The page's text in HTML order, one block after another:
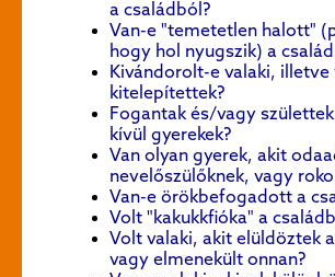
a családból?
Van-e "temetetlen halott"
hogy hol nyugszik) a
Kivándorolt-e valaki, illetve
kitelepítettek?
Fogantak és/vagy
kívül gyerekek?
Van olyan gyerek, akit
nevelőszülőknek, vagy
Van-e örökbefogadott a
Volt "kakukkfióka" a
Volt valaki, akit elüldöztek
vagy elmenekült onnan?